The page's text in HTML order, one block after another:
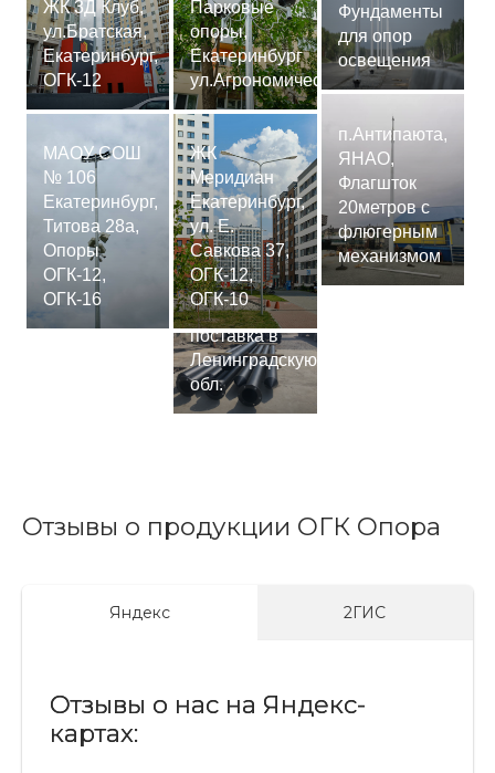
ЖК 3Д Клуб,
ул.Братская,
Екатеринбург,
ОГК-12
МАОУ СОШ
№ 106
Екатеринбург,
Титова 28а,
Опоры
ОГК-12,
ОГК-16
Парковые
опоры,
Екатеринбург
ул.Агрономическая
ЖК
Меридиан
Екатеринбург,
ул. Е.
Савкова 37,
ОГК-12,
ОГК-10
Сваи
СМ-7,75м,
поставка в
Ленинградскую
обл.
Фундаменты
для опор
освещения
п.Антипаюта,
ЯНАО,
Флагшток
20метров с
флюгерным
механизмом
Отзывы о продукции ОГК Опора
Яндекс 2ГИС
Отзывы о нас на Яндекс-
картах: